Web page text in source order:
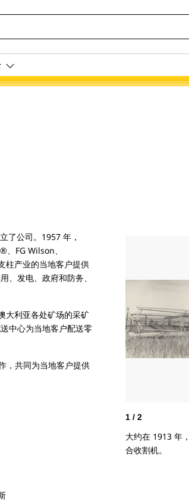
了公司。1957 年，
FG Wilson、
柱产业的当地客户提供
、发电、政府和防务、
大利亚各处矿场的采矿
中心为当地客户配送零
，共同为当地客户提供
1 / 2
大约在 1913 年
合收割机。